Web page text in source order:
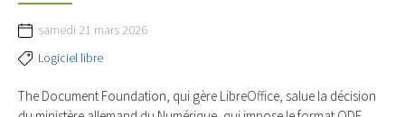
samedi 21 mars 2026
Logiciel libre
The Document Foundation, qui gère LibreOffice, salue la décision